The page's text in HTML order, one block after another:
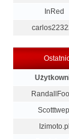
InRed
Izimoto.pl